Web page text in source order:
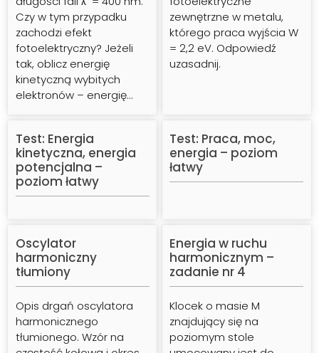
Czy w tym przypadku
zachodzi efekt
fotoelektryczny? Jeżeli
tak, oblicz energię
kinetyczną wybitych
elektronów – energię…
Zobacz
zewnętrzne w metalu,
którego praca wyjścia W
= 2,2 eV. Odpowiedź
uzasadnij.
Zobacz
Test: Energia
kinetyczna, energia
potencjalna –
poziom łatwy
Zobacz
Test: Praca, moc,
energia – poziom
łatwy
Zobacz
Oscylator
harmoniczny
tłumiony
Opis drgań oscylatora
harmonicznego
tłumionego. Wzór na
Energia w ruchu
harmonicznym –
zadanie nr 4
Klocek o masie M
znajdujący się na
poziomym stole